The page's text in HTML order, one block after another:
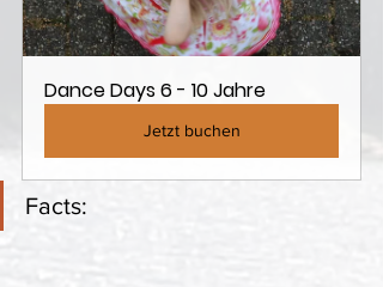
Dance Days 6 - 10 Jahre
Jetzt buchen
Facts: